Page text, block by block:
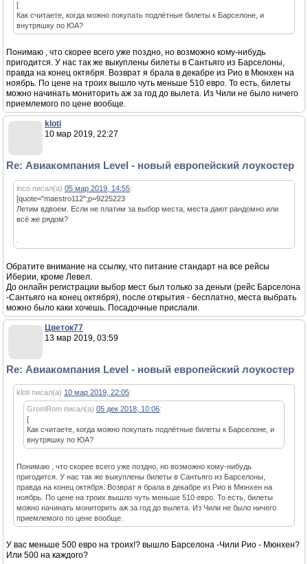
[
Как считаете, когда можно покупать подлётные билеты к Барселоне, и
внутряшку по ЮА?
Понимаю , что скорее всего уже поздно, но возможно кому-нибудь
пригодится. У нас так же выкуплены билеты в Сантьяго из Барселоны,
правда на конец октября. Возврат я брала в декабре из Рио в Мюнхен на
ноябрь. По цене на троих вышло чуть меньше 510 евро. То есть, билеты
можно начинать мониторить аж за год до вылета. Из Чили не было ничего
приемлемого по цене вообще.
kloti
10 мар 2019, 22:27
Re: Авиакомпания Level - новый европейский лоукостер
inco писал(а) 05 мар 2019, 14:55:
[quote="maestro112";p=9225223
Летим вдвоем. Если не платим за выбор места, места дают рандомно или
всё же рядом?
Обратите внимание на ссылку, что питание стандарт на все рейсы
Иберии, кроме Левел.
До онлайн регистрации выбор мест был только за деньги (рейс Барселона
-Сантьяго на конец октября), после открытия - бесплатно, места выбрать
можно было каки хочешь. Посадочные прислали.
Цветок77
13 мар 2019, 03:59
Re: Авиакомпания Level - новый европейский лоукостер
kloti писал(а) 10 мар 2019, 22:05:
GromRom писал(а) 05 дек 2018, 10:06:
[
Как считаете, когда можно покупать подлётные билеты к Барселоне, и
внутряшку по ЮА?
Понимаю , что скорее всего уже поздно, но возможно кому-нибудь
пригодится. У нас так же выкуплены билеты в Сантьяго из Барселоны,
правда на конец октября. Возврат я брала в декабре из Рио в Мюнхен на
ноябрь. По цене на троих вышло чуть меньше 510 евро. То есть, билеты
можно начинать мониторить аж за год до вылета. Из Чили не было ничего
приемлемого по цене вообще.
У вас меньше 500 евро на троих!? вышло Барселона -Чили Рио - Мюнхен?
Или 500 на каждого?